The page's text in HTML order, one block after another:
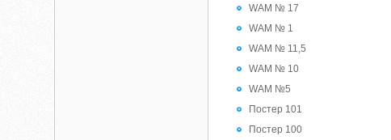
WAM № 17
WAM № 1
WAM № 11,5
WAM № 10
WAM №5
Постер 101
Постер 100